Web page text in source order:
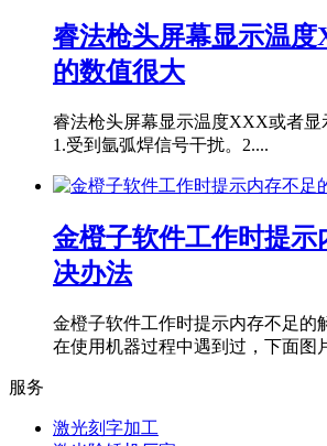
睿法枪头屏幕显示温
的数值很大
睿法枪头屏幕显示温度XXX或者显
1.受到氩弧焊信号干扰。2....
金橙子软件工作时提示
决办法
金橙子软件工作时提示内存不足的
在使用机器过程中遇到过，下面图
服务
激光刻字加工